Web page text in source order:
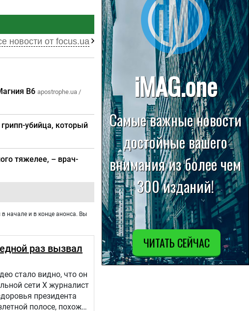
новости от focus.ua
В6 apostrophe.ua /
убийца, который
тяжелее, – врач-
в начале и в конце анонса. Вы
раз вызвал
стало видно, что он
сети Х журналист
президента
полосе, похоже,